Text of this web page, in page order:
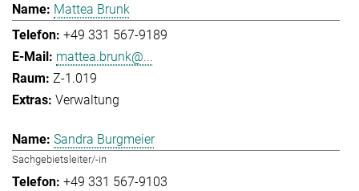
Mattea Brunk
+49 331 567-9189
mattea.brunk@...
Z-1.019
Verwaltung
Sandra Burgmeier
Sachgebietsleiter/-in
+49 331 567-9103